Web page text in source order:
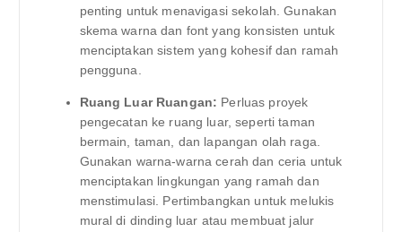
penting untuk menavigasi sekolah. Gunakan
skema warna dan font yang konsisten untuk
menciptakan sistem yang kohesif dan ramah
pengguna.
Ruang Luar Ruangan: Perluas proyek
pengecatan ke ruang luar, seperti taman
bermain, taman, dan lapangan olah raga.
Gunakan warna-warna cerah dan ceria untuk
menciptakan lingkungan yang ramah dan
menstimulasi. Pertimbangkan untuk melukis
mural di dinding luar atau membuat jalur